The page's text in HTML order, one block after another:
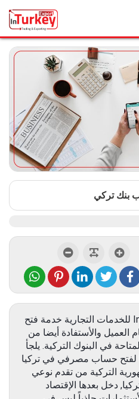
بنك تركي
تقدم شركة In Turkey Export للخدمات التجارية خدمة فتح
والأستفادة أيضا من
في البنوك التركية. يلجأ
لفتح حساب مصرفي في تركيا
التركية من تقدم نوعي
دخل بعدها الإقتصاد